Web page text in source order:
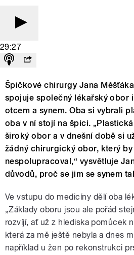
29:27
Špičkové chirurgy Jana
spojuje společný lékařský obor
otcem a synem. Oba si vybrali
oba v ní stojí na špici.
široký obor a v dnešní době si
žádný chirurgický obor, který by
nespolupracoval,“ vysvětluje
důvodů, proč se jim se synem
Ve vstupu do medicíny dělí oba
„Základy oboru jsou ale pořád
rozvíjí, ať už z hlediska pomůcek
která za mě ještě nebyla a dnes
například u žen po rekonstrukci